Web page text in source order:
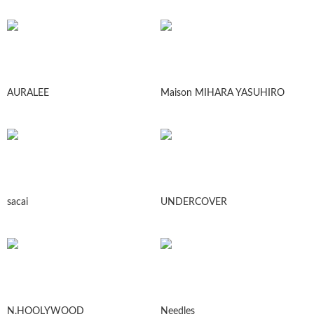
AURALEE Maison MIHARA YASUHIRO
sacai UNDERCOVER
N.HOOLYWOOD Needles